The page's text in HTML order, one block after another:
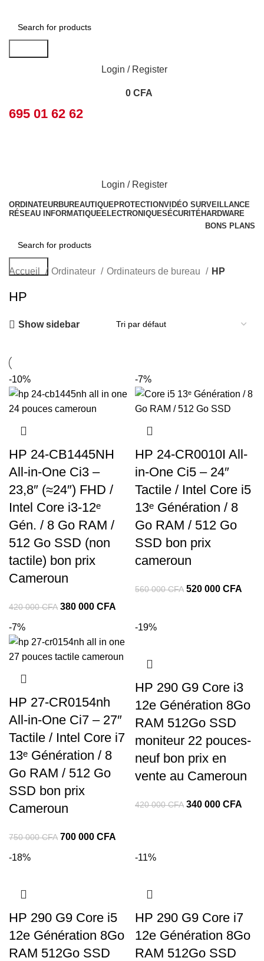
Login / Register
0 CFA
695 01 62 62
Login / Register
ORDINATEURBUREAUTIQUEPROTECTIONVIDÉO SURVEILLANCE
RÉSEAU INFORMATIQUEELECTRONIQUESÉCURITÉHARDWARE
BONS PLANS
Search
Accueil Ordinateur Ordinateurs de bureau HP
HP
Show sidebar
-10%
HP 24-CB1445NH
All-in-One Ci3 –
23,8″ (≈24″) FHD /
Intel Core i3-12ᵉ
Gén. / 8 Go RAM /
512 Go SSD (non
tactile) bon prix
Cameroun
420 000CFA 380 000 CFA
-7%
HP 24-CR0010I All-
in-One Ci5 – 24″
Tactile / Intel Core i5
13ᵉ Génération / 8
Go RAM / 512 Go
SSD bon prix
cameroun
560 000CFA 520 000 CFA
-7%
HP 27-CR0154nh
All-in-One Ci7 – 27″
Tactile / Intel Core i7
13ᵉ Génération / 8
Go RAM / 512 Go
SSD bon prix
Cameroun
750 000CFA 700 000 CFA
-19%
HP 290 G9 Core i3
12e Génération 8Go
RAM 512Go SSD
moniteur 22 pouces-
neuf bon prix en
vente au Cameroun
420 000CFA 340 000 CFA
-18%
HP 290 G9 Core i5
12e Génération 8Go
RAM 512Go SSD
-11%
HP 290 G9 Core i7
12e Génération 8Go
RAM 512Go SSD